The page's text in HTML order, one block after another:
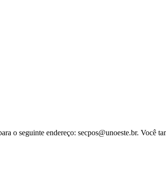
o seguinte endereço: secpos@unoeste.br. Você